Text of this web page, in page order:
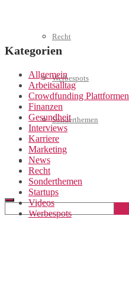
Recht
Werbespots
Sonderthemen
Geschäftskonto eröffnen
Kategorien
Allgemein
Arbeitsalltag
Crowdfunding Plattformen
Finanzen
Gesundheit
Interviews
Karriere
Marketing
News
Recht
Sonderthemen
Startups
Videos
Werbespots